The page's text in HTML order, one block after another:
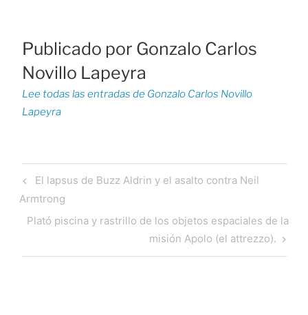
Publicado por Gonzalo Carlos
Novillo Lapeyra
Lee todas las entradas de Gonzalo Carlos Novillo
Lapeyra
Navegación
de
entradas
Previous
Post
El lapsus de Buzz Aldrin y el asalto contra Neil
Armtrong
Next
Plató piscina y rastrillo de los objetos espaciales de la
misión Apolo (el attrezzo).